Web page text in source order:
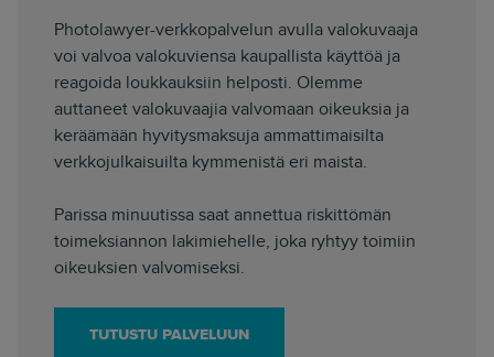
Photolawyer-verkkopalvelun avulla valokuvaaja
voi valvoa valokuviensa kaupallista käyttöä ja
reagoida loukkauksiin helposti. Olemme
auttaneet valokuvaajia valvomaan oikeuksia ja
keräämään hyvitysmaksuja ammattimaisilta
verkkojulkaisuilta kymmenistä eri maista.
Parissa minuutissa saat annettua riskittömän
toimeksiannon lakimiehelle, joka ryhtyy toimiin
oikeuksien valvomiseksi.
TUTUSTU PALVELUUN